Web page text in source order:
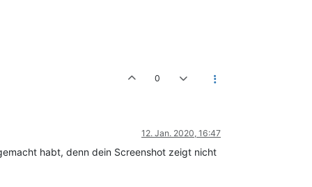
0
12. Jan. 2020, 16:47
habt, denn dein Screenshot zeigt nicht